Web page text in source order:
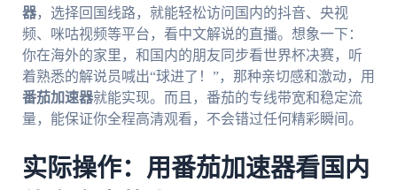
器，选择回国线路，就能轻松访问国内的抖音、央视
频、咪咕视频等平台，看中文解说的直播。想象一下：
你在海外的家里，和国内的朋友同步看世界杯决赛，听
着熟悉的解说员喊出“球进了！”，那种亲切感和激动，用
番茄加速器就能实现。而且，番茄的专线带宽和稳定流
量，能保证你全程高清观看，不会错过任何精彩瞬间。
实际操作：用番茄加速器看国内